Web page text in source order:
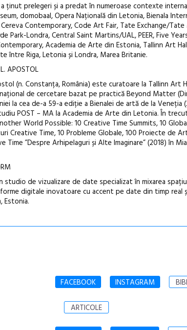
ținut prelegeri și a predat în numeroase contexte
domobaal, Opera Națională din Letonia, Bienala
Contemporary, Code Art Fair, Tate Exchange/
Park-Londra, Central Saint Martins/UAL, PEER, Five
Academia de Arte din Estonia, Tallinn Art
între Riga, Letonia și Londra, Marea Britanie.
APOSTOL
(n. Constanța, România) este curatoare la Tallinn
de cercetare bazat pe practică Beyond Matter
la cea de-a 59-a ediție a Bienalei de artă de la
POST – MA la Academia de Arte din Letonia. În
World Possible: 10 Creative Time Summits, 10
Creative Time, 10 Probleme Globale, 100 Proiecte de
Time ”Despre Arhipelaguri și Alte Imaginare” (2018) în
studio de vizualizare de date specializat în mixarea
digitale inovatoare cu accent pe date din timp
Estonia.
FACEBOOK INSTAGRAM
ARTICOLE